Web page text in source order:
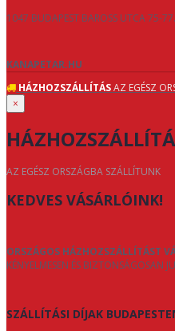
1047 BUDAPEST BAROSS UTCA 75-
KANAPETAR.HU
HÁZHOZSZÁLLÍTÁSAZ EGÉSZ
×
AZ EGÉSZ ORSZÁGBA SZÁLLÍTUNK
KEDVES VÁSÁRLÓINK!
ORSZÁGOS HÁZHOZSZÁLLÍTÁST
KÉNYELMESEN ÉS BIZTONSÁGOSAN
SZÁLLÍTÁSI DÍJAK